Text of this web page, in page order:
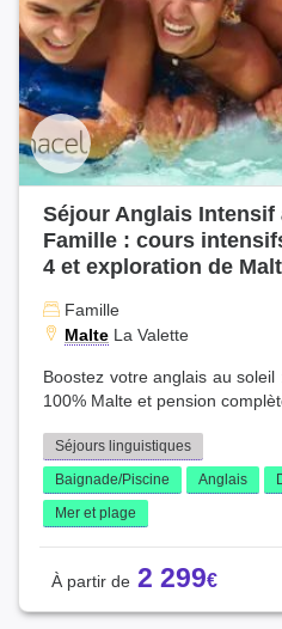
Séjour Anglais Intensif
Famille : cours
4 et exploration de
Famille
Malte La Valette
Boostez votre anglais au
100% Malte et pension
Séjours linguistiques
Baignade/Piscine
Anglais
Mer et plage
2 299